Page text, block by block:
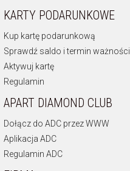
KARTY PODARUNKOWE
Kup kartę podarunkową
Sprawdź saldo i termin ważności
Aktywuj kartę
Regulamin
APART DIAMOND CLUB
Dołącz do ADC przez WWW
Aplikacja ADC
Regulamin ADC